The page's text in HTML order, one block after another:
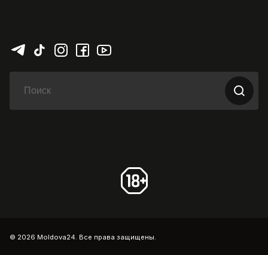
© 2026 Moldova24. Все права защищены.